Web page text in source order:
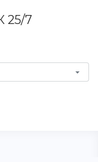
25/7